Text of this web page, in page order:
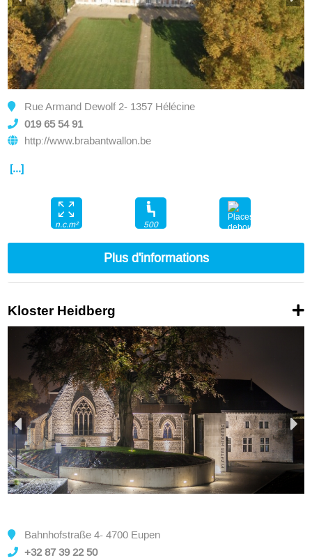
Rue Armand Dewolf 2- 1357 Hélécine
019 65 54 91
http://www.brabantwallon.be
[...]
n.c.m²
500
Plus d'informations
Kloster Heidberg
Bahnhofstraße 4- 4700 Eupen
+32 87 39 22 50